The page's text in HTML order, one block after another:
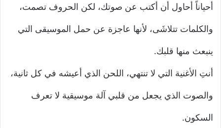
أحياناً أحاول أن أكتب عن صوتك، لكن الحروف تصمت،
والكلمات تتلاشَى، لأنها عاجزة عن حمل الموسيقى التي
ينبعث منها قلبك.
أنتِ الأغنية التي لا تنتهي، اللحن الذي أعيشه في كل ثانية،
والصوت الذي يجعل من قلبي آلة موسيقية لا تعرف
السكون.